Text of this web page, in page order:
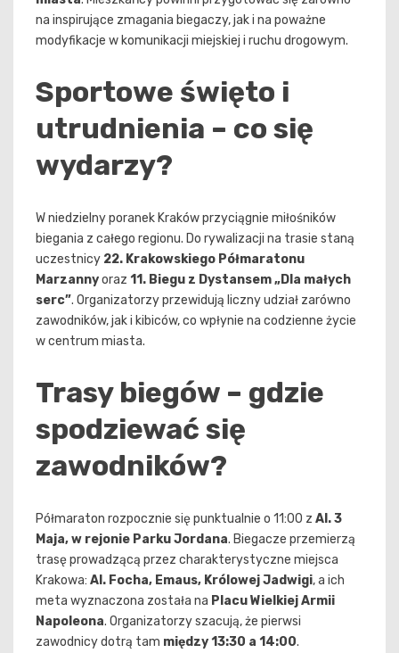
na inspirujące zmagania biegaczy, jak i na poważne
modyfikacje w komunikacji miejskiej i ruchu drogowym.
Sportowe święto i
utrudnienia – co się
wydarzy?
W niedzielny poranek Kraków przyciągnie miłośników
biegania z całego regionu. Do rywalizacji na trasie staną
uczestnicy 22. Krakowskiego Półmaratonu
Marzannyoraz 11. Biegu z Dystansem „Dla małych
serc”. Organizatorzy przewidują liczny udział zarówno
zawodników, jak i kibiców, co wpłynie na codzienne życie
w centrum miasta.
Trasy biegów – gdzie
spodziewać się
zawodników?
Półmaraton rozpocznie się punktualnie o 11:00 z Al. 3
Maja, w rejonie Parku Jordana. Biegacze przemierzą
trasę prowadzącą przez charakterystyczne miejsca
Krakowa: Al. Focha, Emaus, Królowej Jadwigi, a ich
meta wyznaczona została na Placu Wielkiej Armii
Napoleona. Organizatorzy szacują, że pierwsi
zawodnicy dotrą tam między 13:30 a 14:00.